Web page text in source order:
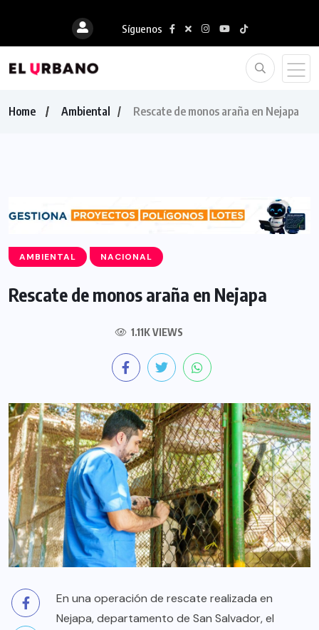
Síguenos
Home Ambiental Rescate de monos araña en Nejapa
AMBIENTAL NACIONAL
Rescate de monos araña en Nejapa
1.11K VIEWS
En una operación de rescate realizada en
Nejapa, departamento de San Salvador, el